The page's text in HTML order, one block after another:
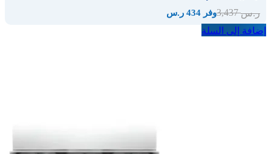
ر.س3,437 وفر 434 ر.س
إضافة إلى السلة